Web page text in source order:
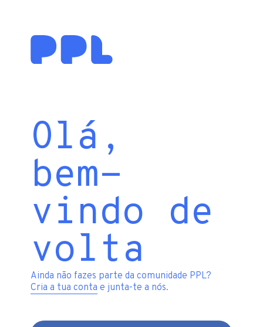
Olá,
bem-
vindo de
volta
Ainda não fazes parte da comunidade PPL?
Cria a tua conta e junta-te a nós.